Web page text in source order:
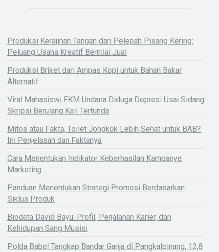
Produksi Kerajinan Tangan dari Pelepah Pisang Kering:
Peluang Usaha Kreatif Bernilai Jual
Produksi Briket dari Ampas Kopi untuk Bahan Bakar
Alternatif
Viral Mahasiswi FKM Undana Diduga Depresi Usai Sidang
Skripsi Berulang Kali Tertunda
Mitos atau Fakta, Toilet Jongkok Lebih Sehat untuk BAB?
Ini Penjelasan dan Faktanya
Cara Menentukan Indikator Keberhasilan Kampanye
Marketing
Panduan Menentukan Strategi Promosi Berdasarkan
Siklus Produk
Biodata David Bayu: Profil, Perjalanan Karier, dan
Kehidupan Sang Musisi
Polda Babel Tangkap Bandar Ganja di Pangkalpinang, 12,8